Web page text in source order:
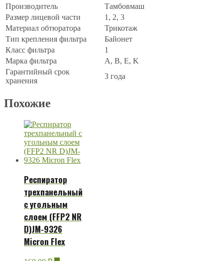
Производитель
Тамбовмаш
Размер лицевой части
1, 2, 3
Материал обтюратора
Трикотаж
Тип крепления фильтра
Байонет
Класс фильтра
1
Марка фильтра
A, B, E, K
Гарантийный срок
хранения
3 года
Похожие
Респиратор
трехпанельный
с угольным
слоем (FFP2 NR
D)JM-9326
Micron Flex